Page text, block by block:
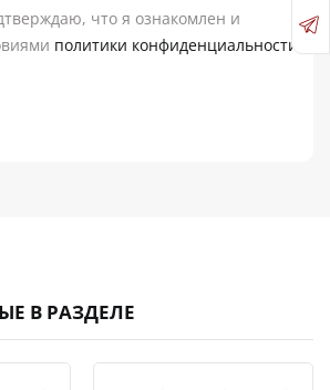
что я ознакомлен и
политики конфиденциальности
В РАЗДЕЛЕ